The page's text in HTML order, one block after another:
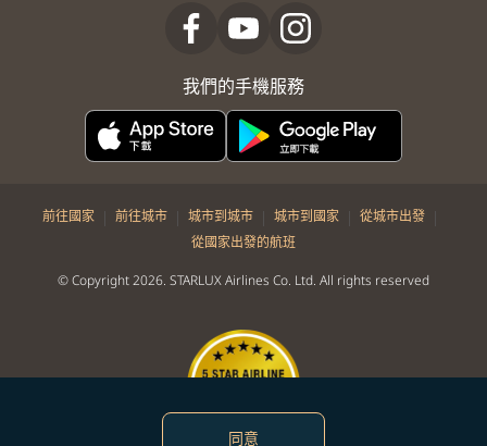
同意
我們的手機服務
前往國家 | 前往城市 | 城市到城市 | 城市到國家 | 從城市出發 |
從國家出發的航班
© Copyright 2026. STARLUX Airlines Co. Ltd. All rights reserved